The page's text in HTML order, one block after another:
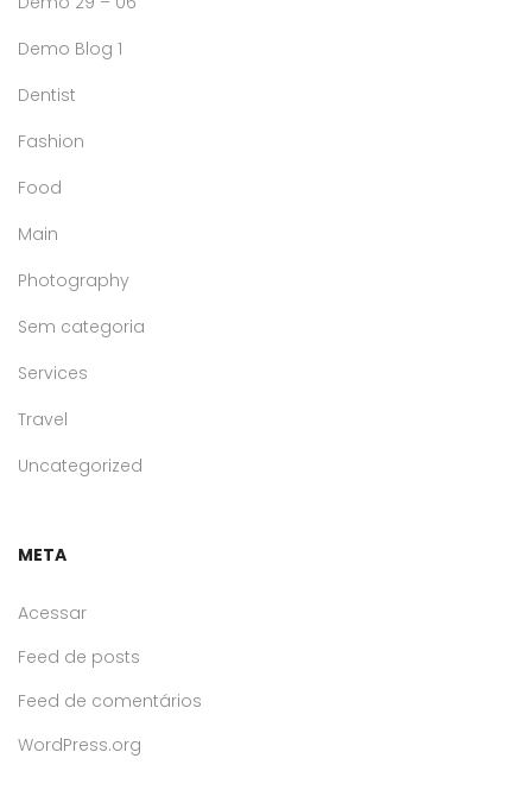
Demo Blog 1
Dentist
Fashion
Food
Main
Photography
Sem categoria
Services
Travel
Uncategorized
META
Acessar
Feed de posts
Feed de comentários
WordPress.org